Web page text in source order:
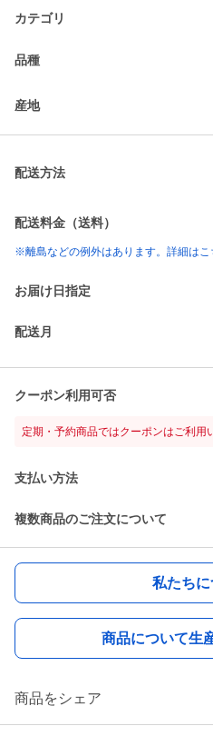
カテゴリ
品種
産地
配送方法
配送料金（送料）
※離島などの例外はあります。詳細はこ
お届け日指定
配送月
クーポン利用可否
定期・予約商品ではクーポンはご利用
支払い方法
複数商品のご注文について
私たち
商品について生
商品をシェア